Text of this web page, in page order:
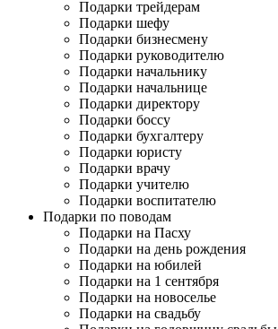
Подарки трейдерам
Подарки шефу
Подарки бизнесмену
Подарки руководителю
Подарки начальнику
Подарки начальнице
Подарки директору
Подарки боссу
Подарки бухгалтеру
Подарки юристу
Подарки врачу
Подарки учителю
Подарки воспитателю
Подарки по поводам
Подарки на Пасху
Подарки на день рождения
Подарки на юбилей
Подарки на 1 сентября
Подарки на новоселье
Подарки на свадьбу